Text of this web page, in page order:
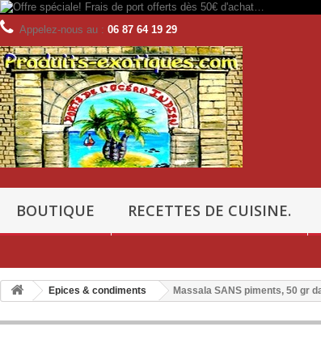
Appelez-nous au : 06 87 64 19 29
BOUTIQUE RECETTES DE CUISINE.
Epices & condiments Massala SANS piments, 50 gr